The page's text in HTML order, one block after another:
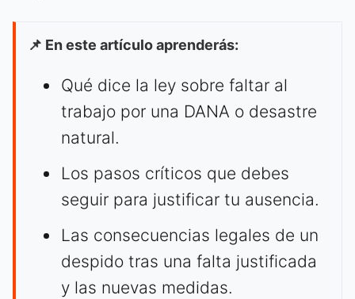
📌 En este artículo aprenderás:
Qué dice la ley sobre faltar al
trabajo por una DANA o desastre
natural.
Los pasos críticos que debes
seguir para justificar tu ausencia.
Las consecuencias legales de un
despido tras una falta justificada
y las nuevas medidas.